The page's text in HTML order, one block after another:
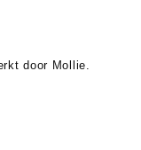
door Mollie.